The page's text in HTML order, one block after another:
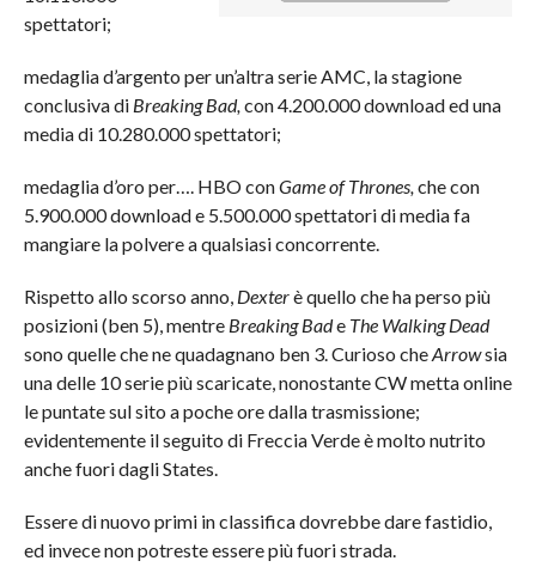
spettatori;
medaglia d’argento per un’altra serie AMC, la stagione
conclusiva di Breaking Bad,con 4.200.000 download ed una
media di 10.280.000 spettatori;
medaglia d’oro per…. HBO conGame of Thrones,che con
5.900.000 download e 5.500.000 spettatori di media fa
mangiare la polvere a qualsiasi concorrente.
Rispetto allo scorso anno, Dexterè quello che ha perso più
posizioni (ben 5), mentre Breaking Bade The Walking Dead
sono quelle che ne quadagnano ben 3. Curioso cheArrowsia
una delle 10 serie più scaricate, nonostante CW metta online
le puntate sul sito a poche ore dalla trasmissione;
evidentemente il seguito di Freccia Verde è molto nutrito
anche fuori dagli States.
Essere di nuovo primi in classifica dovrebbe dare fastidio,
ed invece non potreste essere più fuori strada.